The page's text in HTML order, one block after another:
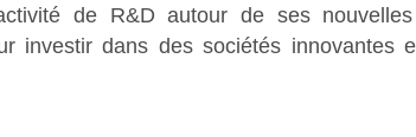
de R&D autour de ses nouvelles
investir dans des sociétés innovantes